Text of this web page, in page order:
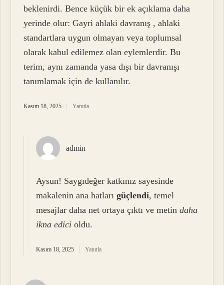
beklenirdi. Bence küçük bir ek açıklama daha
yerinde olur: Gayri ahlaki davranış , ahlaki
standartlara uygun olmayan veya toplumsal
olarak kabul edilemez olan eylemlerdir. Bu
terim, aynı zamanda yasa dışı bir davranışı
tanımlamak için de kullanılır.
Kasım 18, 2025 Yanıtla
admin
Aysun! Saygıdeğer katkınız sayesinde
makalenin ana hatlarıgüçlendi, temel
mesajlar daha net ortaya çıktı ve metindaha
ikna edici oldu.
Kasım 18, 2025 Yanıtla